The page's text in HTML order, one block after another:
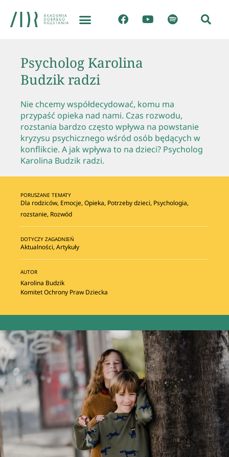
Psycholog Karolina
Budzik radzi
Nie chcemy współdecydować, komu ma
przypaść opieka nad nami. Czas rozwodu,
rozstania bardzo często wpływa na powstanie
kryzysu psychicznego wśród osób będących w
konflikcie. A jak wpływa to na dzieci? Psycholog
Karolina Budzik radzi.
PORUSZANE TEMATY
Dla rodziców, Emocje,Opieka, Potrzeby dzieci, Psychologia,
rozstanie, Rozwód
DOTYCZY ZAGADNIEŃ
Aktualności,Artykuły
AUTOR
Karolina Budzik
Komitet Ochrony Praw Dziecka